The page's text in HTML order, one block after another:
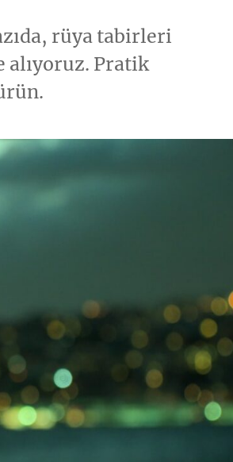
rüya tabirleri
alıyoruz. Pratik